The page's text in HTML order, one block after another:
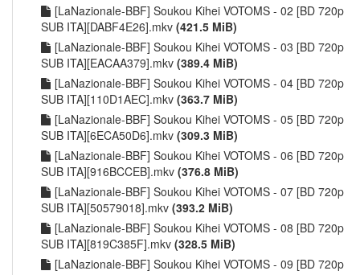
[LaNazionale-BBF] Soukou Kihei VOTOMS - 02 [BD 720p
SUB ITA][DABF4E26].mkv (421.5 MiB)
[LaNazionale-BBF] Soukou Kihei VOTOMS - 03 [BD 720p
SUB ITA][EACAA379].mkv (389.4 MiB)
[LaNazionale-BBF] Soukou Kihei VOTOMS - 04 [BD 720p
SUB ITA][110D1AEC].mkv (363.7 MiB)
[LaNazionale-BBF] Soukou Kihei VOTOMS - 05 [BD 720p
SUB ITA][6ECA50D6].mkv (309.3 MiB)
[LaNazionale-BBF] Soukou Kihei VOTOMS - 06 [BD 720p
SUB ITA][916BCCEB].mkv (376.8 MiB)
[LaNazionale-BBF] Soukou Kihei VOTOMS - 07 [BD 720p
SUB ITA][50579018].mkv (393.2 MiB)
[LaNazionale-BBF] Soukou Kihei VOTOMS - 08 [BD 720p
SUB ITA][819C385F].mkv (328.5 MiB)
[LaNazionale-BBF] Soukou Kihei VOTOMS - 09 [BD 720p